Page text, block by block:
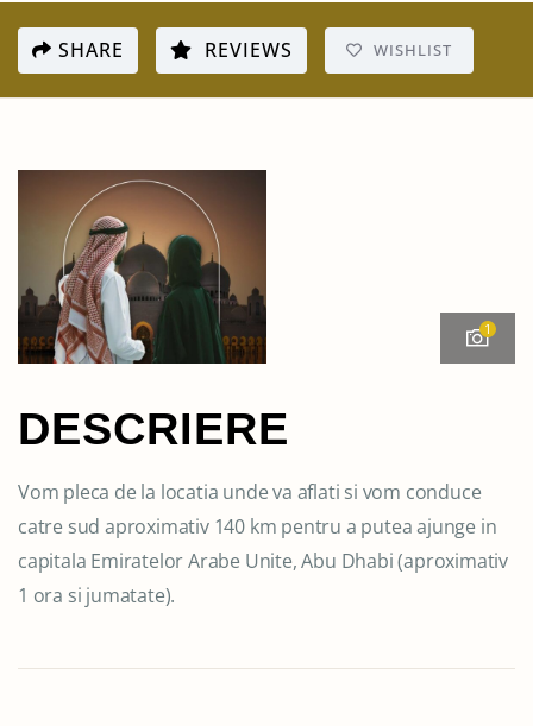
SHARE REVIEWS WISHLIST
1
DESCRIERE
Vom pleca de la locatia unde va aflati si vom conduce
catre sud aproximativ 140 km pentru a putea ajunge in
capitala Emiratelor Arabe Unite, Abu Dhabi (aproximativ
1 ora si jumatate).